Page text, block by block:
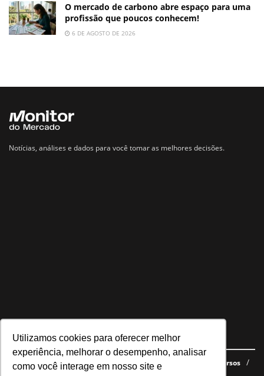
Utilizamos cookies para oferecer melhor
experiência, melhorar o desempenho, analisar
como você interage em nosso site e
O mercado de carbono abre espaço para uma
profissão que poucos conhecem!
6 DE AGOSTO DE 2026
Notícias, análises e dados para você tomar as melhores decisões.
Navegue no site
Últimas notícias Quem somos E-books gratuitos
Cursos